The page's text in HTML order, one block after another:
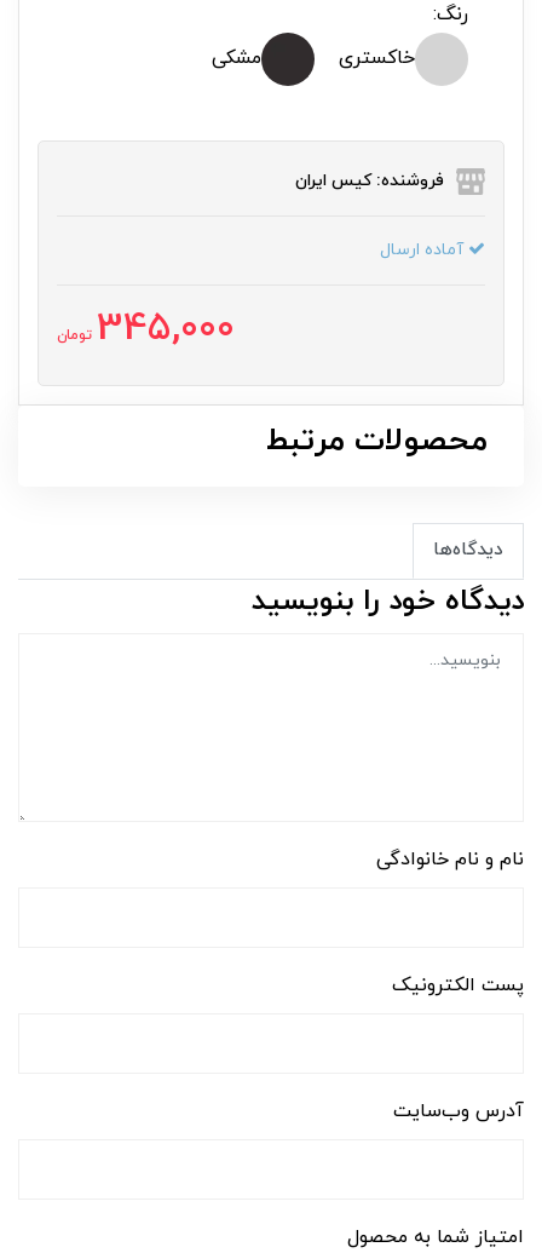
رنگ:
خاکستری
مشکی
فروشنده: کیس ایران
آماده ارسال
345,000 تومان
محصولات مرتبط
دیدگاه‌ها
دیدگاه خود را بنویسید
نام و نام خانوادگی
پست الکترونیک
آدرس وب‌سایت
امتیاز شما به محصول